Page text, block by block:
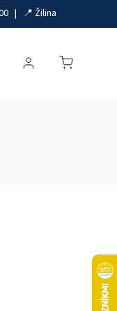
| 📍 Žilina
Parkovacie systémy